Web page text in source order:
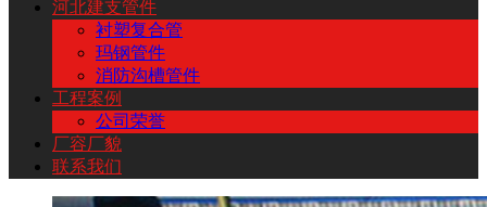
河北建支管件
衬塑复合管
玛钢管件
消防沟槽管件
工程案例
公司荣誉
厂容厂貌
联系我们